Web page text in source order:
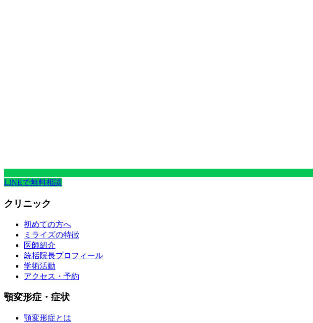
LINEで無料相談
クリニック
初めての方へ
ミライズの特徴
医師紹介
統括院長プロフィール
学術活動
アクセス・予約
顎変形症・症状
顎変形症とは